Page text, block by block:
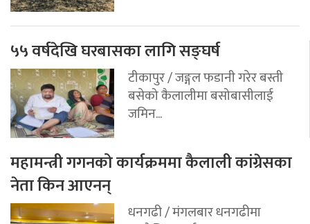
५५ वर्षदेखि घरबासका लागि सङ्घर्ष
टीकापुर / जङ्गल फडानी गरेर बस्ती
बसेको कैलालीमा बसोबासीलाई
जमिन...
महामन्त्री गगनको कार्यक्रममा कैलाली कांग्रेसका
नेता किन आएनन्
धनगढी / मंगलबार धनगढीमा